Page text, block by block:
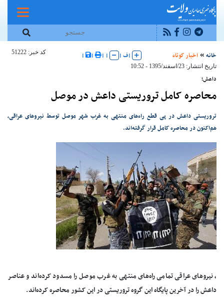
خانه اخبار کوتاه |ف |
|
|
|
|
کد خبر: 51222
تاریخ انتشار: 23/اسفند/1395 - 10:52
داعش؛
محاصره کامل تروریستی داعش در موصل
تروریستی داعش در پی قطع راه‌های منتهی به غرب شهر موصل توسط نیروهای عراقی،
هم‌اکنون در محاصره کامل قرار گرفته‌اند.
، نیروهای عراقی تمامی راه‌های منتهی به غرب موصل را مسدود کرده‌اند و عناصر
داعش را در آخرین پایگاه این گروه تروریستی در این کشور محاصره کرده‌اند.